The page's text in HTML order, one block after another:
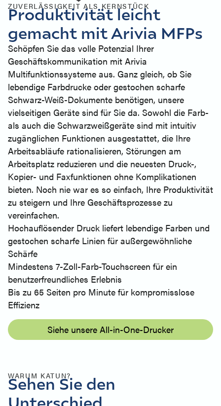
ZUVERLÄSSIGKEIT ALS KERNSTÜCK
Produktivität leicht
gemacht mit Arivia MFPs
Schöpfen Sie das volle Potenzial Ihrer
Geschäftskommunikation mit Arivia
Multifunktionssysteme aus. Ganz gleich, ob Sie
lebendige Farbdrucke oder gestochen scharfe
Schwarz-Weiß-Dokumente benötigen, unsere
vielseitigen Geräte sind für Sie da. Sowohl die Farb-
als auch die Schwarzweißgeräte sind mit intuitiv
zugänglichen Funktionen ausgestattet, die Ihre
Arbeitsabläufe rationalisieren, Störungen am
Arbeitsplatz reduzieren und die neuesten Druck-,
Kopier- und Faxfunktionen ohne Komplikationen
bieten. Noch nie war es so einfach, Ihre Produktivität
zu steigern und Ihre Geschäftsprozesse zu
vereinfachen.
Hochauflösender Druck liefert lebendige Farben und
gestochen scharfe Linien für außergewöhnliche
Schärfe
Mindestens 7-Zoll-Farb-Touchscreen für ein
benutzerfreundliches Erlebnis
Bis zu 65 Seiten pro Minute für kompromisslose
Effizienz
Siehe unsere All-in-One-Drucker
WARUM KATUN?
Sehen Sie den
Unterschied